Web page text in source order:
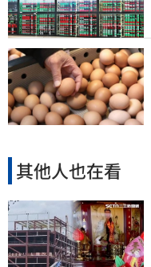
其他人也在看